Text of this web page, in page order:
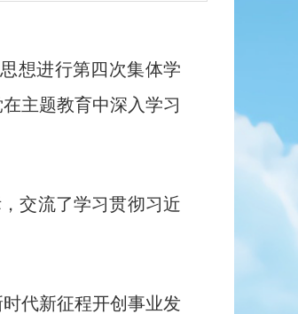
想进行第四次集体学
主题教育中深入学习
交流了学习贯彻习近
代新征程开创事业发